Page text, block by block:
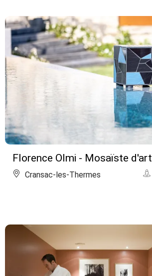
Florence Olmi - Mosaïste d'art
Cransac-les-Thermes